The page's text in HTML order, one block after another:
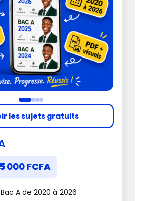
les sujets gratuits
5 000 FCFA
A de 2020 à 2026